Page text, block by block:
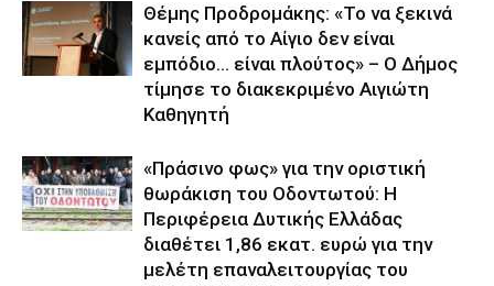
Θέμης Προδρομάκης: «Το να ξεκινά
κανείς από το Αίγιο δεν είναι
εμπόδιο… είναι πλούτος» – O Δήμος
τίμησε το διακεκριμένο Αιγιώτη
Καθηγητή
«Πράσινο φως» για την οριστική
θωράκιση του Οδοντωτού: Η
Περιφέρεια Δυτικής Ελλάδας
διαθέτει 1,86 εκατ. ευρώ για την
μελέτη επαναλειτουργίας του